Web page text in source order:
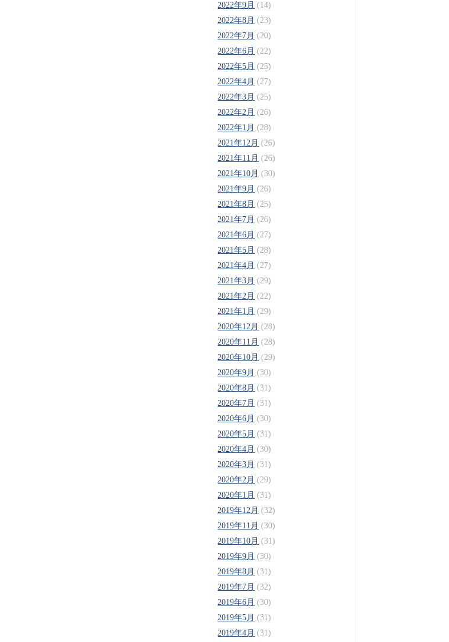
2022年9月 (14)
2022年8月 (23)
2022年7月 (20)
2022年6月 (22)
2022年5月 (25)
2022年4月 (27)
2022年3月 (25)
2022年2月 (26)
2022年1月 (28)
2021年12月 (26)
2021年11月 (26)
2021年10月 (30)
2021年9月 (26)
2021年8月 (25)
2021年7月 (26)
2021年6月 (27)
2021年5月 (28)
2021年4月 (27)
2021年3月 (29)
2021年2月 (22)
2021年1月 (29)
2020年12月 (28)
2020年11月 (28)
2020年10月 (29)
2020年9月 (30)
2020年8月 (31)
2020年7月 (31)
2020年6月 (30)
2020年5月 (31)
2020年4月 (30)
2020年3月 (31)
2020年2月 (29)
2020年1月 (31)
2019年12月 (32)
2019年11月 (30)
2019年10月 (31)
2019年9月 (30)
2019年8月 (31)
2019年7月 (32)
2019年6月 (30)
2019年5月 (31)
2019年4月 (31)